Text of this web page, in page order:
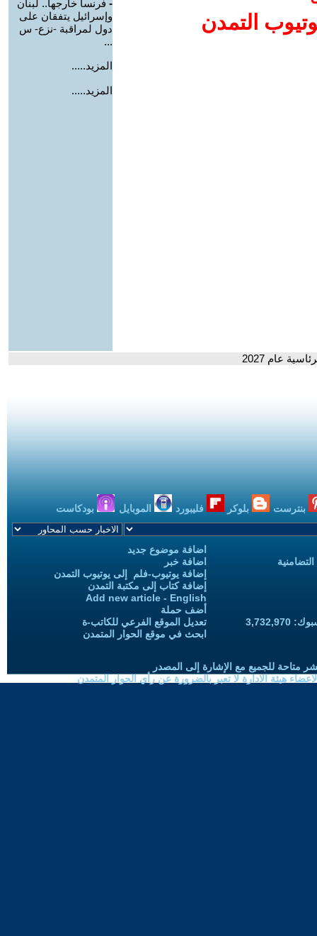
التمدن
- فرنسا خارجها.. لبنان
وإسرائيل يتفقان على
دول لمراقبة -نزع- س
...
المزيد.....
المزيد.....
عام 2027
بنترست بلوكر فليبورد الموبايل بودكاست
اضافة موضوع جديد
اضافة خبر
إضافة يوتيوب-فلم إلى يوتيوب التمدن
إضافة كتاب إلى مكتبة التمدن
Add new article - English
أضف حملة
تعديل الموقع الفرعي للكاتب-ة
ابحث في موقع الحوار المتمدن
متاحة للجميع مع الإشارة إلى المصدر
هيئة الادارة لا تعبر بالضرورة عن رأي الحوار المتمدن